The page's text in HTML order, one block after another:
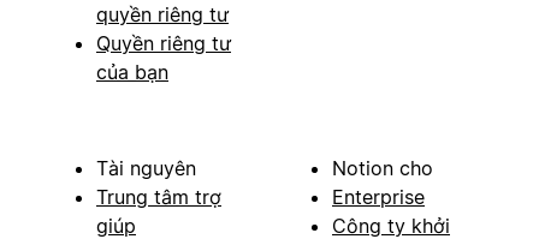
quyền riêng tư
Quyền riêng tư
của bạn
Tài nguyên
Trung tâm trợ
giúp
Notion cho
Enterprise
Công ty khởi